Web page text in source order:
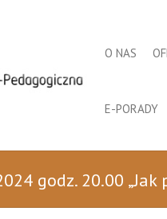
O NAS
E-PORADY
godz. 20.00